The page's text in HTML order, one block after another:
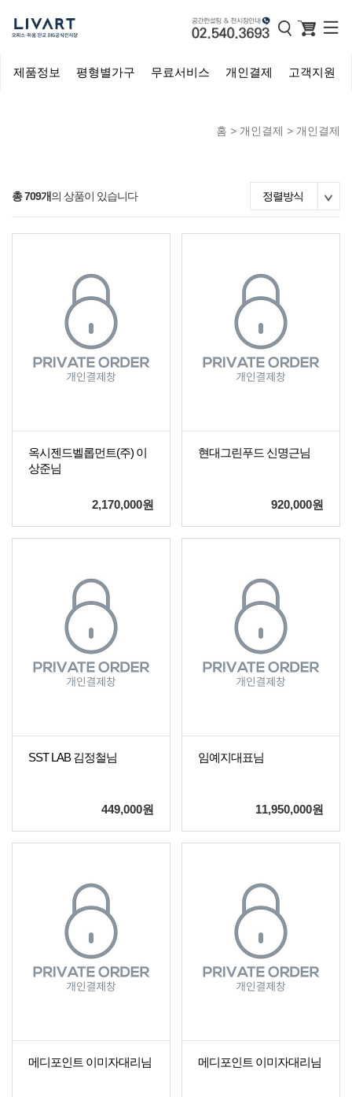
제품정보 평형별가구 무료서비스 개인결제 고객지원
홈 > 개인결제 > 개인결제
총 709개의 상품이 있습니다 정렬방식
옥시젠드벨롭먼트(주) 이
상준님
2,170,000원
현대그린푸드 신명근님
920,000원
SST LAB 김정철님
449,000원
임예지대표님
11,950,000원
메디포인트 이미자대리님 메디포인트 이미자대리님